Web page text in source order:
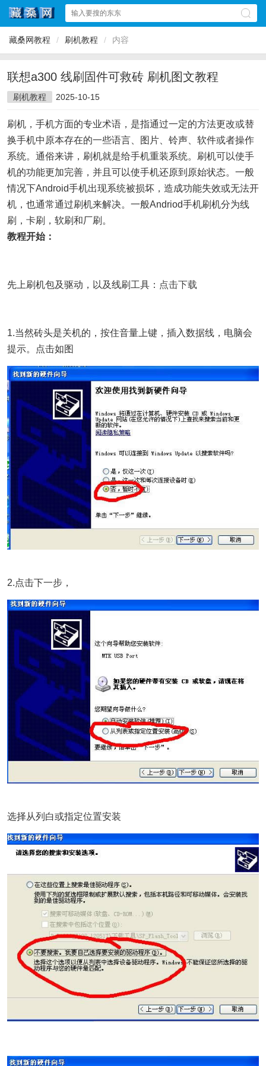
藏桑网教程 / 刷机教程 / 内容
联想a300 线刷固件可救砖 刷机图文教程
刷机教程 2025-10-15
刷机，手机方面的专业术语，是指通过一定的方法更改或替
换手机中原本存在的一些语言、图片、铃声、软件或者操作
系统。通俗来讲，刷机就是给手机重装系统。刷机可以使手
机的功能更加完善，并且可以使手机还原到原始状态。一般
情况下Android手机出现系统被损坏，造成功能失效或无法开
机，也通常通过刷机来解决。一般Andriod手机刷机分为线
刷，卡刷，软刷和厂刷。
教程开始：
先上刷机包及驱动，以及线刷工具： 点击下载
1.当然砖头是关机的，按住音量上键，插入数据线，电脑会
提示。点击如图
2.点击下一步，
选择从列白或指定位置安装